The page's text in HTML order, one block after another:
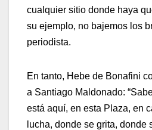
cualquier sitio donde haya
su ejemplo, no bajemos los
periodista.
En tanto, Hebe de Bonafini
a Santiago Maldonado:
está aquí, en esta Plaza, en
lucha, donde se grita, donde